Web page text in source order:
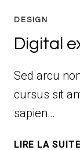
DESIGN
Digital
Sed arcu
cursus sit
sapien…
LIRE LA SUITE